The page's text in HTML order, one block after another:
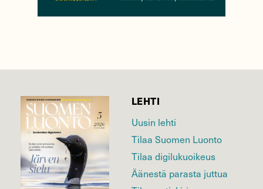
LEHTI
Uusin lehti
Tilaa Suomen Luonto
Tilaa digilukuoikeus
Äänestä parasta juttua